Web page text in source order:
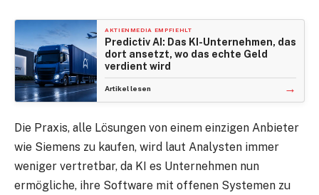
AKTIENMEDIA EMPFIEHLT
Predictiv AI: Das KI-Unternehmen, das
dort ansetzt, wo das echte Geld
verdient wird
Artikel lesen →
Die Praxis, alle Lösungen von einem einzigen Anbieter
wie Siemens zu kaufen, wird laut Analysten immer
weniger vertretbar, da KI es Unternehmen nun
ermögliche, ihre Software mit offenen Systemen zu